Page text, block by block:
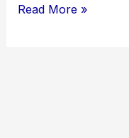
Museus
Read More »